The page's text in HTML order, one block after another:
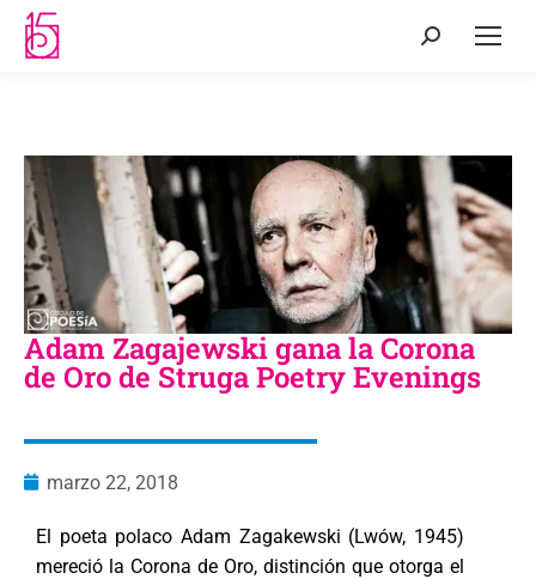
Adam Zagajewski gana la Corona
de Oro de Struga Poetry Evenings
marzo 22, 2018
El poeta polaco Adam Zagakewski (Lwów, 1945)
mereció la Corona de Oro, distinción que otorga el